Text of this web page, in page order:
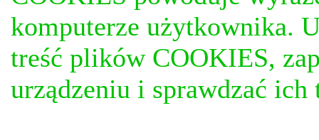
komputerze użytkownika.
treść plików COOKIES,
urządzeniu i sprawdzać ich